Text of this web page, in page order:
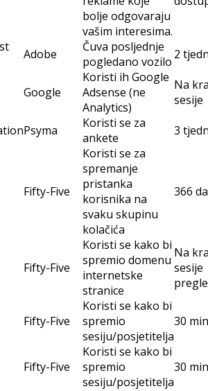
bolje odgovaraju
vašim interesima.
Adobe
Čuva posljednje
pogledano vozilo 2
Google
Koristi ih Google
Adsense (ne
Analytics)
Na
sesije
Psyma
Koristi se za
ankete
3
Fifty-Five
Koristi se za
spremanje
pristanka
korisnika na
svaku skupinu
kolačića
366
Fifty-Five
Koristi se kako bi
spremio domenu
internetske
stranice
Na
sesije
Fifty-Five
Koristi se kako bi
spremio
sesiju/posjetitelja
30
Fifty-Five
Koristi se kako bi
spremio
sesiju/posjetitelja
30